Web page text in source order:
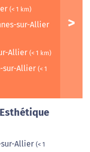
(< 1 km)
sur-Allier
Allier (< 1 km)
sur-Allier (< 1
sur-Allier (< 1